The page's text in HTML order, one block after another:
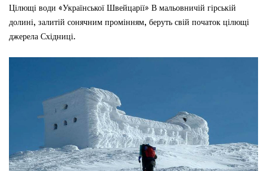
Цілющі води «Української Швейцарії» В мальовничій гірській
долині, залитій сонячним промінням, беруть свій початок цілющі
джерела Східниці.